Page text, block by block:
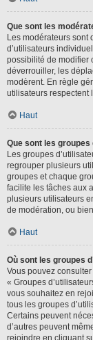
Que sont les
Les modérateurs sont
d’utilisateurs
possibilité de modifier
déverrouiller, les
modèrent. En règle
utilisateurs respectent
Haut
Que sont les groupes
Les groupes
regrouper plusieurs
groupes et chaque
facilite les tâches aux
plusieurs utilisateurs
de modération, ou
Haut
Où sont les groupes
Vous pouvez
« Groupes
vous souhaitez en
tous les groupes
Certains peuvent
d’autres peuvent
rejoindre en cliquant